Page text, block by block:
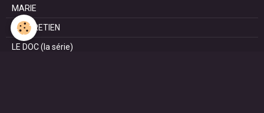
MARIE
L'ENTRETIEN
LE DOC (la série)